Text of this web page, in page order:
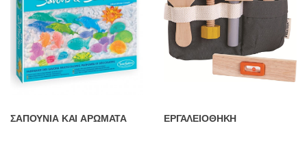
ΣΑΠΟΥΝΙΑ ΚΑΙ ΑΡΩΜΑΤΑ ΕΡΓΑΛΕΙΟΘΗΚΗ